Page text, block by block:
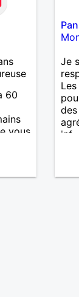
60
vous
Je
inf